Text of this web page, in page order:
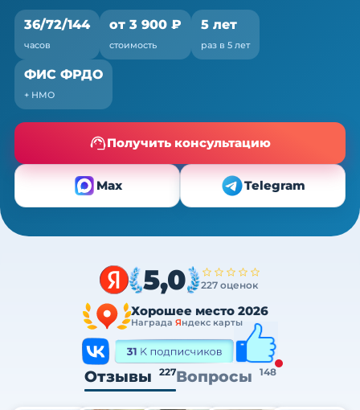
36/72/144
часов
от 3 900 ₽
стоимость
5 лет
раз в 5 лет
ФИС ФРДО
+ НМО
Получить консультацию
Max Telegram
5,0 227 оценок
Хорошее место 2026
Награда Яндекс карты
Отзывы 227Вопросы 148